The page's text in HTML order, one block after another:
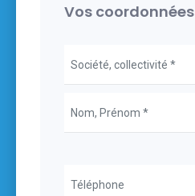
Vos coordonnées